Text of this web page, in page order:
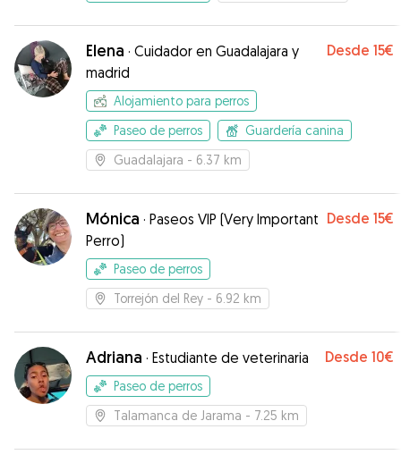
Elena · Cuidador en Guadalajara y
madrid
Desde 15€
Alojamiento para perros
Paseo de perros
Guardería canina
Guadalajara - 6.37 km
Mónica · Paseos VIP (Very Important
Perro)
Desde 15€
Paseo de perros
Torrejón del Rey - 6.92 km
Adriana · Estudiante de veterinaria Desde 10€
Paseo de perros
Talamanca de Jarama - 7.25 km